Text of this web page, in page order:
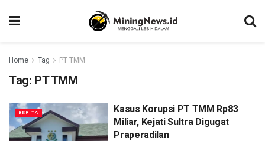
Home Tag PT TMM
Tag: PT TMM
BERITA
Kasus Korupsi PT TMM Rp83
Miliar, Kejati Sultra Digugat
Praperadilan